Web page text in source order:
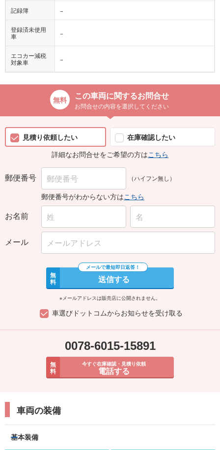
記録簿 −
登録済未使用
車
−
エコカー減税
対象車
−
この車両に関するお問合せ
お問合せの内容を選択してください
見積り依頼したい
在庫確認したい
詳細なお問合せをご希望の方はこちら
郵便番号 （ハイフン無し）
郵便番号がわからない方はこちら
お名前
メール
無
料 送信する
※メールアドレスは販売店に公開されません。
車選びドットコムからお知らせを受け取る
0078-6015-15891
無
料
今すぐ在庫確認・見積り依頼
電話する
車両の装備
基本装備